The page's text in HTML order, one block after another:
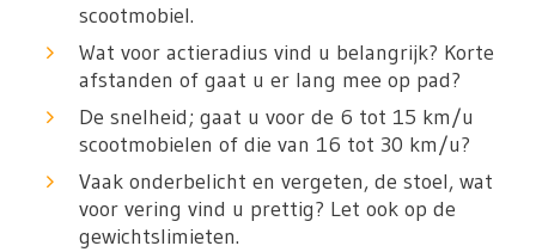
scootmobiel.
Wat voor actieradius vind u belangrijk? Korte
afstanden of gaat u er lang mee op pad?
De snelheid; gaat u voor de 6 tot 15 km/u
scootmobielen of die van 16 tot 30 km/u?
Vaak onderbelicht en vergeten, de stoel, wat
voor vering vind u prettig? Let ook op de
gewichtslimieten.